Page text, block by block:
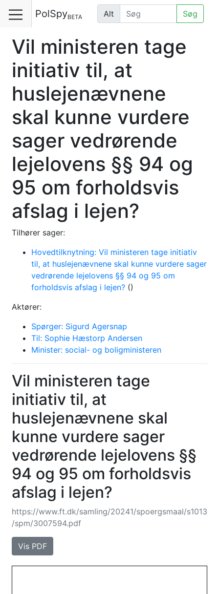
PolSpyBETA Alt Søg
Vil ministeren tage
initiativ til, at
huslejenævnene
skal kunne vurdere
sager vedrørende
lejelovens §§ 94 og
95 om forholdsvis
afslag i lejen?
Tilhører sager:
Hovedtilknytning: Vil ministeren tage initiativ
til, at huslejenævnene skal kunne vurdere sager
vedrørende lejelovens §§ 94 og 95 om
forholdsvis afslag i lejen? ()
Aktører:
Spørger: Sigurd Agersnap
Til: Sophie Hæstorp Andersen
Minister: social- og boligministeren
Vil ministeren tage
initiativ til, at
huslejenævnene skal
kunne vurdere sager
vedrørende lejelovens §§
94 og 95 om forholdsvis
afslag i lejen?
https://www.ft.dk/samling/20241/spoergsmaal/s1013
/spm/3007594.pdf
Vis PDF